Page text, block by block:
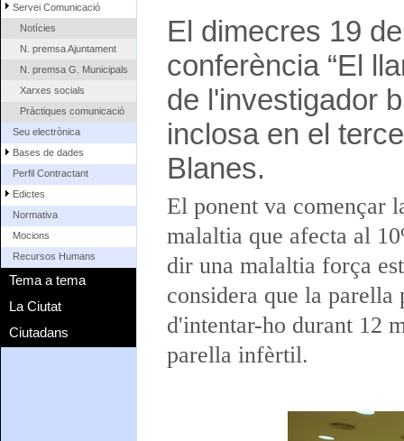
Servei Comunicació
Notícies
N. premsa Ajuntament
N. premsa G. Municipals
Xarxes socials
Pràctiques comunicació
Seu electrònica
Bases de dades
Perfil Contractant
Edictes
Normativa
Mocions
Recursos Humans
Tema a tema
La Ciutat
Ciutadans
El dimecres 19
conferència “El
de l'investigador
inclosa en el
Blanes.
El ponent va començar
malaltia que afecta al
dir una malaltia força
considera que la parella
d'intentar-ho durant 12
parella infèrtil.